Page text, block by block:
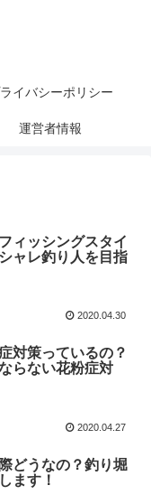
イバシーポリシー
運営者情報
ィッシングスタイ
ャレ釣り人を目指
2020.04.30
対策っているの？
らない花粉症対
2020.04.27
どうなの？釣り堀
ます！